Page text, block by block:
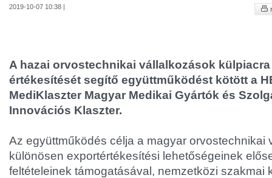
2019-10-07 10:38 |
A hazai orvostechnikai vállalkozások
értékesítését segítő együttműködést kötött a
MediKlaszter Magyar Medikai Gyártók és
Innovációs Klaszter.
Az együttműködés célja a magyar orvostechnikai
különösen exportértékesítési lehetőségeinek
feltételeinek támogatásával, nemzetközi szakmai